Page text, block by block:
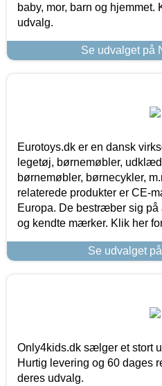
baby, mor, barn og hjemmet.
udvalg.
Se udvalget på
Eurotoys.dk er en dansk
legetøj, børnemøbler,
børnemøbler, børnecykler,
relaterede produkter er CE-
Europa. De bestræber sig
og kendte mærker. Klik her
Se udvalget
Only4kids.dk sælger et stort
Hurtig levering og 60 dages
deres udvalg.